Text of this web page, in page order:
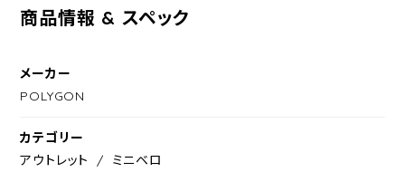
商品情報 & スペック
メーカー
POLYGON
カテゴリー
アウトレット
ミニベロ